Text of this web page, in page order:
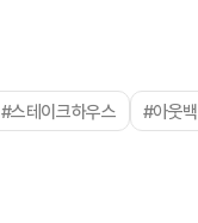
#스테이크하우스 #아웃백